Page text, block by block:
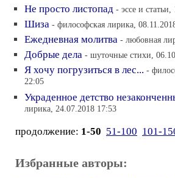
Не просто листопад - эссе и
Шиза - философская лирика,
Ежедневная молитва - любовная
Добрые дела - шуточные стихи,
Я хочу погрузиться в лес... -
22:05
Украденное детство
лирика, 24.07.2018 17:53
продолжение: 1-50 51-100 101-
Избранные авторы: